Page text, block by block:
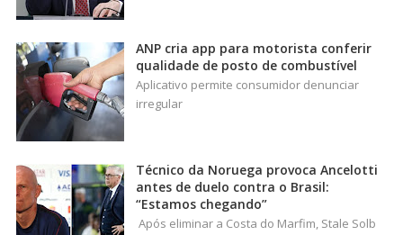
ANP cria app para motorista conferir
qualidade de posto de combustível
Aplicativo permite consumidor denunciar
irregular
Técnico da Noruega provoca Ancelotti
antes de duelo contra o Brasil:
“Estamos chegando”
Após eliminar a Costa do Marfim, Stale Solb